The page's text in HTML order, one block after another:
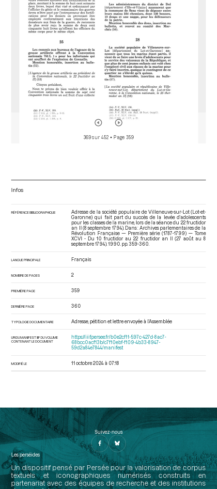
369 sur 452 • Page 359
Infos
RÉFÉRENCE BIBLIOGRAPHIQUE
Adresse de la société populaire de Villeneuve-sur-Lot (Lot-et-
Garonne) qui fait part du succès de la levée d’adolescents
pour les classes de la marine, lors de la séance du 22 fructidor
an II (8 septembre 1794). Dans : Archives parlementaires de la
Révolution Française — Première série (1787-1799) — Tome
XCVI - Du 10 fructidor au 22 fructidor an II (27 août au 8
septembre 1794) . 1990. pp. 359-360.
LANGUE PRINCIPALE Français
NOMBRE DE PAGES 2
PREMIÈRE PAGE 359
DERNIÈRE PAGE 360
TYPOLOGIE DOCUMENTAIRE Adresse, pétition et lettre envoyée à l’Assemblée
URI DU MANIFEST IIIF DU VOLUME
CONTENANT LE DOCUMENT
https://iiif.persee.fr/b0e2cf11-597c-427d-8ac7-
68bcc0acf13b/c7f10ebf-f109-4b33-8947-
59d2a84e7844/manifest
MODIFIÉ LE 11 octobre 2024 à 07:18
Suivez-nous
Les perséides
Un dispositif pensé par Persée pour la valorisation de corpus
textuels et iconographiques numérisés construits en
partenariat avec des équipes de recherche et des institutions